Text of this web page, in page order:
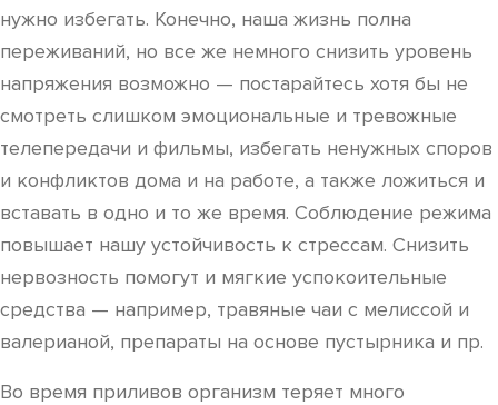
нужно избегать. Конечно, наша жизнь полна
переживаний, но все же немного снизить уровень
напряжения возможно — постарайтесь хотя бы не
смотреть слишком эмоциональные и тревожные
телепередачи и фильмы, избегать ненужных споров
и конфликтов дома и на работе, а также ложиться и
вставать в одно и то же время. Соблюдение режима
повышает нашу устойчивость к стрессам. Снизить
нервозность помогут и мягкие успокоительные
средства — например, травяные чаи с мелиссой и
валерианой, препараты на основе пустырника и пр.
Во время приливов организм теряет много